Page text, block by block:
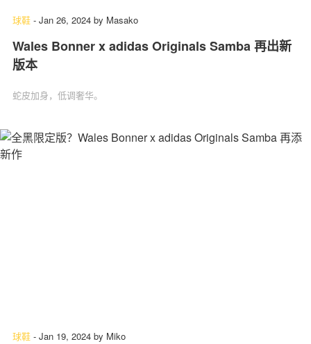
球鞋 - Jan 26, 2024 by Masako
Wales Bonner x adidas Originals Samba 再出新
版本
蛇皮加身，低调奢华。
球鞋 - Jan 19, 2024 by Miko